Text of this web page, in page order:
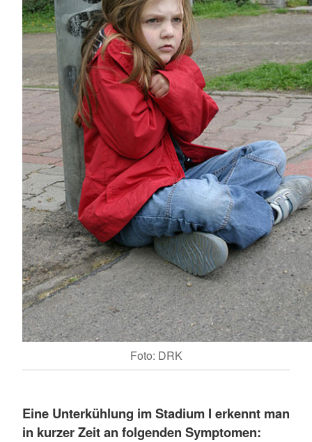
Foto: DRK
Eine Unterkühlung im Stadium I erkennt man
in kurzer Zeit an folgenden Symptomen: